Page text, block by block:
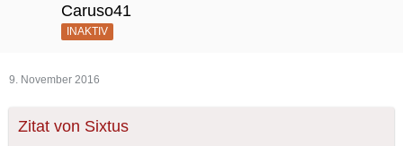
Caruso41
INAKTIV
9. November 2016
Zitat von Sixtus